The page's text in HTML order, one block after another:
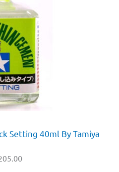
Setting 40ml By Tamiya